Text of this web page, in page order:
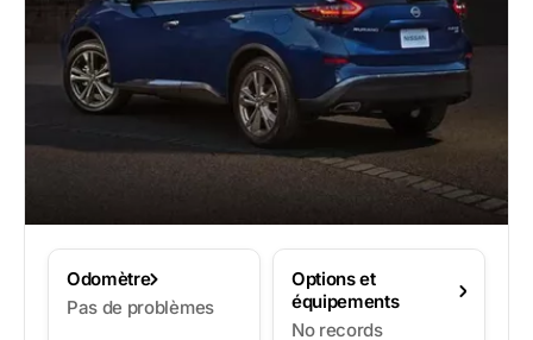
Odomètre
Pas de problèmes
Options et
équipements
No records